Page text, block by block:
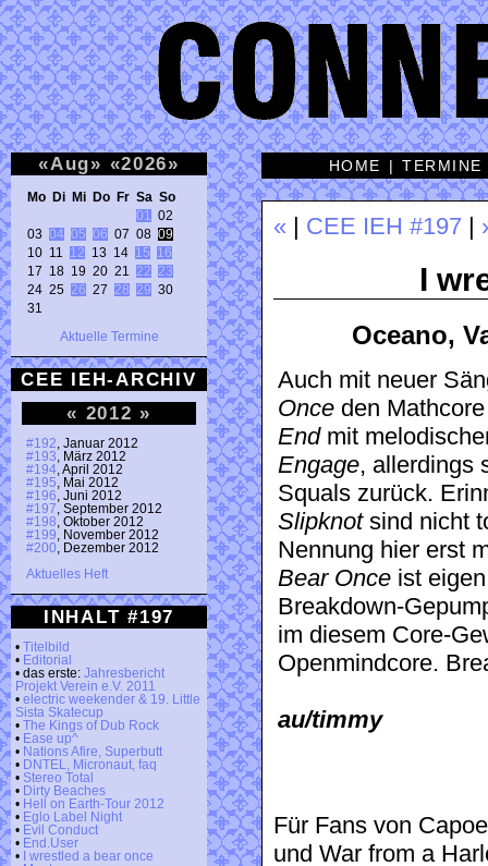
«Aug» «2026»
Mo Di Mi Do Fr Sa So
01
02
03 04 05 06 07 08 09
10 11 12 13 14 15
16
17 18 19 20 21 22
23
24 25 26 27 28 29 30
31
Aktuelle Termine
CEE IEH-ARCHIV
« 2012 »
#192 , Januar 2012
#193 , März 2012
#194 , April 2012
#195 , Mai 2012
#196 , Juni 2012
#197 , September 2012
#198 , Oktober 2012
#199 , November 2012
#200 , Dezember 2012
Aktuelles Heft
INHALT #197
• Titelbild
• Editorial
• das erste: Jahresbericht
Projekt Verein e.V. 2011
• electric weekender & 19. Little
Sista Skatecup
• The Kings of Dub Rock
• Ease up^
• Nations Afire, Superbutt
• DNTEL, Micronaut, faq
• Stereo Total
• Dirty Beaches
• Hell on Earth-Tour 2012
• Eglo Label Night
• Evil Conduct
• End.User
•
I wrestled a bear once
HOME |TERMINE
« CEE IEH #197
I
Oceano,
Auch mit neuer
Once den
Endmit
Engage, allerdings
Squals zurück.
Slipknotsind nicht
Nennung hier erst
Bear Once ist
Breakdown-
im diesem Core-
Openmindcore.
au/timmy
Für Fans von
und War from a